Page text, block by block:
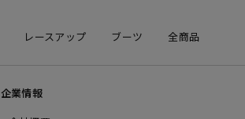
レースアップ ブーツ 全商品
企業情報